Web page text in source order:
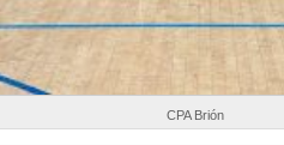
CPA Brión